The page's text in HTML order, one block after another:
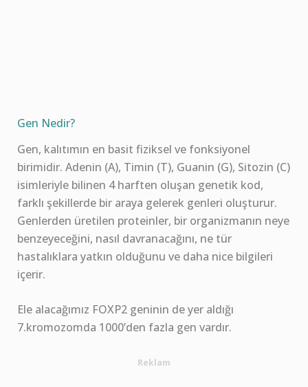
Gen Nedir?
Gen, kalıtımın en basit fiziksel ve fonksiyonel
birimidir. Adenin (A), Timin (T), Guanin (G), Sitozin (C)
isimleriyle bilinen 4 harften oluşan genetik kod,
farklı şekillerde bir araya gelerek genleri oluşturur.
Genlerden üretilen proteinler, bir organizmanın neye
benzeyeceğini, nasıl davranacağını, ne tür
hastalıklara yatkın olduğunu ve daha nice bilgileri
içerir.
Ele alacağımız FOXP2 geninin de yer aldığı
7.kromozomda 1000’den fazla gen vardır.
Reklam